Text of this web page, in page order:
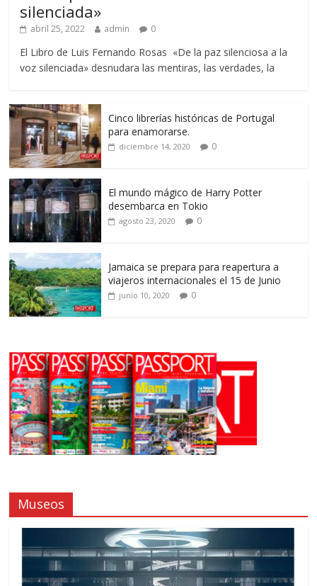
silenciada»
abril 25, 2022 admin 0
El Libro de Luis Fernando Rosas «De la paz silenciosa a la
voz silenciada» desnudara las mentiras, las verdades, la
Cinco librerías históricas de Portugal
para enamorarse.
diciembre 14, 2020 0
El mundo mágico de Harry Potter
desembarca en Tokio
agosto 23, 2020 0
Jamaica se prepara para reapertura a
viajeros internacionales el 15 de Junio
junio 10, 2020 0
Museos